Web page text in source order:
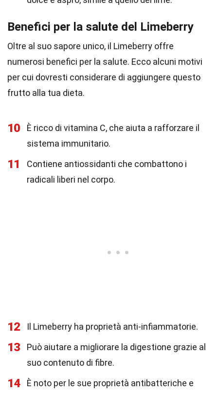
Benefici per la salute del Limeberry
Oltre al suo sapore unico, il Limeberry offre
numerosi benefici per la salute. Ecco alcuni motivi
per cui dovresti considerare di aggiungere questo
frutto alla tua dieta.
10
È ricco di vitamina C, che aiuta a rafforzare il
sistema immunitario.
11
Contiene antiossidanti che combattono i
radicali liberi nel corpo.
12 Il Limeberry ha proprietà anti-infiammatorie.
13
Può aiutare a migliorare la digestione grazie al
suo contenuto di fibre.
14
È noto per le sue proprietà antibatteriche e